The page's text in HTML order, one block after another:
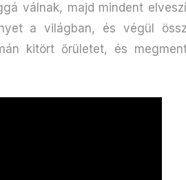
válnak, majd mindent
a világban, és végül
kitört őrületet, és